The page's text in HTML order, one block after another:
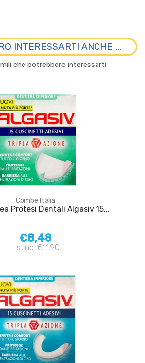
INTERESSARTI ANCHE ...
che potrebbero interessarti
Combe Italia
Protesi Dentali Algasiv 15...
€8,48
Listino: €11,90